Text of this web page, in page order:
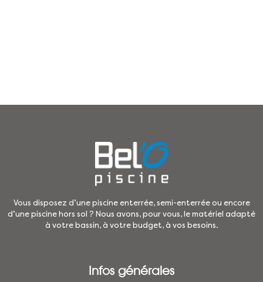
Vous disposez d’une piscine enterrée, semi-enterrée ou encore
d’une piscine hors sol ? Nous avons, pour vous, le matériel adapté
à votre bassin, à votre budget, à vos besoins.
Infos générales